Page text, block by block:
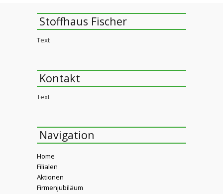
Stoffhaus Fischer
Text
Kontakt
Text
Navigation
Home
Filialen
Aktionen
Firmenjubiläum